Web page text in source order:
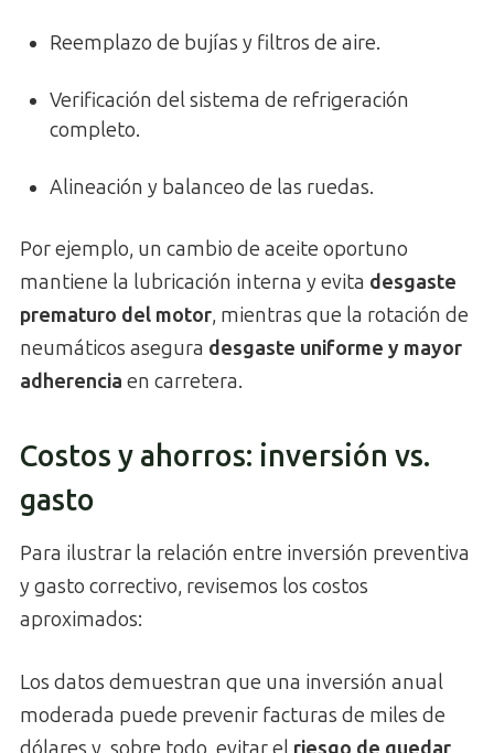
Reemplazo de bujías y filtros de aire.
Verificación del sistema de refrigeración
completo.
Alineación y balanceo de las ruedas.
Por ejemplo, un cambio de aceite oportuno
mantiene la lubricación interna y evita desgaste
prematuro del motor, mientras que la rotación de
neumáticos asegura desgaste uniforme y mayor
adherencia en carretera.
Costos y ahorros: inversión vs.
gasto
Para ilustrar la relación entre inversión preventiva
y gasto correctivo, revisemos los costos
aproximados:
Los datos demuestran que una inversión anual
moderada puede prevenir facturas de miles de